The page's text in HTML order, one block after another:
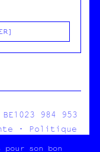
984 953
· Politique
son bon